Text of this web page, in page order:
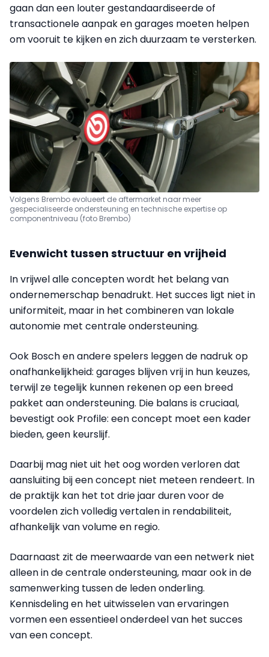
gaan dan een louter gestandaardiseerde of
transactionele aanpak en garages moeten helpen
om vooruit te kijken en zich duurzaam te versterken.
Volgens Brembo evolueert de aftermarket naar meer
gespecialiseerde ondersteuning en technische expertise op
componentniveau (foto Brembo)
Evenwicht tussen structuur en vrijheid
In vrijwel alle concepten wordt het belang van
ondernemerschap benadrukt. Het succes ligt niet in
uniformiteit, maar in het combineren van lokale
autonomie met centrale ondersteuning.
Ook Bosch en andere spelers leggen de nadruk op
onafhankelijkheid: garages blijven vrij in hun keuzes,
terwijl ze tegelijk kunnen rekenen op een breed
pakket aan ondersteuning. Die balans is cruciaal,
bevestigt ook Profile: een concept moet een kader
bieden, geen keurslijf.
Daarbij mag niet uit het oog worden verloren dat
aansluiting bij een concept niet meteen rendeert. In
de praktijk kan het tot drie jaar duren voor de
voordelen zich volledig vertalen in rendabiliteit,
afhankelijk van volume en regio.
Daarnaast zit de meerwaarde van een netwerk niet
alleen in de centrale ondersteuning, maar ook in de
samenwerking tussen de leden onderling.
Kennisdeling en het uitwisselen van ervaringen
vormen een essentieel onderdeel van het succes
van een concept.